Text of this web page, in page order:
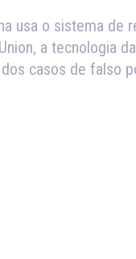
usa o sistema de
a tecnologia
casos de falso